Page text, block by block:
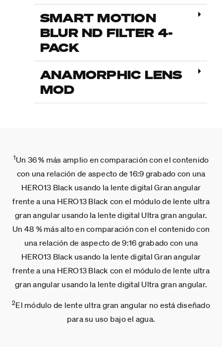
SMART MOTION
BLUR ND FILTER 4-
PACK
ANAMORPHIC LENS
MOD
1Un 36 % más amplio en comparación con el contenido
con una relación de aspecto de 16:9 grabado con una
HERO13 Black usando la lente digital Gran angular
frente a una HERO13 Black con el módulo de lente ultra
gran angular usando la lente digital Ultra gran angular.
Un 48 % más alto en comparación con el contenido con
una relación de aspecto de 9:16 grabado con una
HERO13 Black usando la lente digital Gran angular
frente a una HERO13 Black con el módulo de lente ultra
gran angular usando la lente digital Ultra gran angular.
2El módulo de lente ultra gran angular no está diseñado
para su uso bajo el agua.